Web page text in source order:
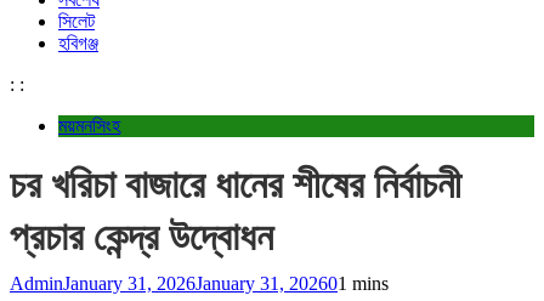
সিলেট
হবিগঞ্জ
: :
ময়মনসিংহ
চর খরিচা বাজারে ধানের শীষের নির্বাচনী
প্রচার কেন্দ্র উদ্বোধন
AdminJanuary 31, 2026January 31, 202601 mins